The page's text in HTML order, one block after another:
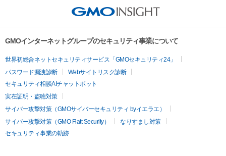
GMOインターネットグループのセキュリティ事業について
世界初総合ネットセキュリティサービス「GMOセキュリティ24」
パスワード漏洩診断
Webサイトリスク診断
セキュリティ相談AIチャットボット
実在証明・盗聴対策
サイバー攻撃対策（GMOサイバーセキュリティ byイエラエ）
サイバー攻撃対策（GMO Flatt Security）
なりすまし対策
セキュリティ事業の軌跡